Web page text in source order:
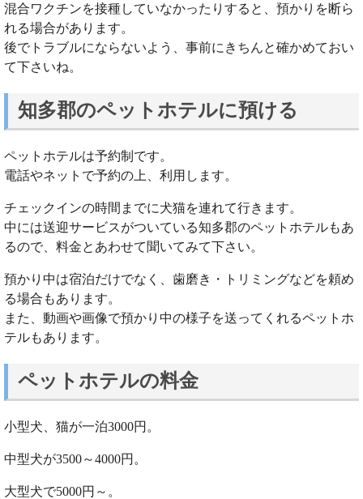
混合ワクチンを接種していなかったりすると、預かりを断ら
れる場合があります。
後でトラブルにならないよう、事前にきちんと確かめておい
て下さいね。
知多郡のペットホテルに預ける
ペットホテルは予約制です。
電話やネットで予約の上、利用します。
チェックインの時間までに犬猫を連れて行きます。
中には送迎サービスがついている知多郡のペットホテルもあ
るので、料金とあわせて聞いてみて下さい。
預かり中は宿泊だけでなく、歯磨き・トリミングなどを頼め
る場合もあります。
また、動画や画像で預かり中の様子を送ってくれるペットホ
テルもあります。
ペットホテルの料金
小型犬、猫が一泊3000円。
中型犬が3500～4000円。
大型犬で5000円～。